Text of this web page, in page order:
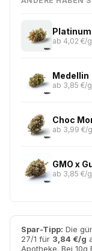
ab 4,02 €/g
Medellin
ab 3,85 €/g
Choc
ab 3,99 €/g
GMO x
ab 3,85 €/g
Spar-Tipp: Die
27/1 für 3,84 €/g
Apotheke. Bei 10g